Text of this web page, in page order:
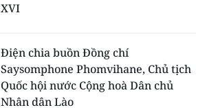
XVI
Điện chia buồn Đồng chí
Saysomphone Phomvihane, Chủ tịch
Quốc hội nước Cộng hoà Dân chủ
Nhân dân Lào